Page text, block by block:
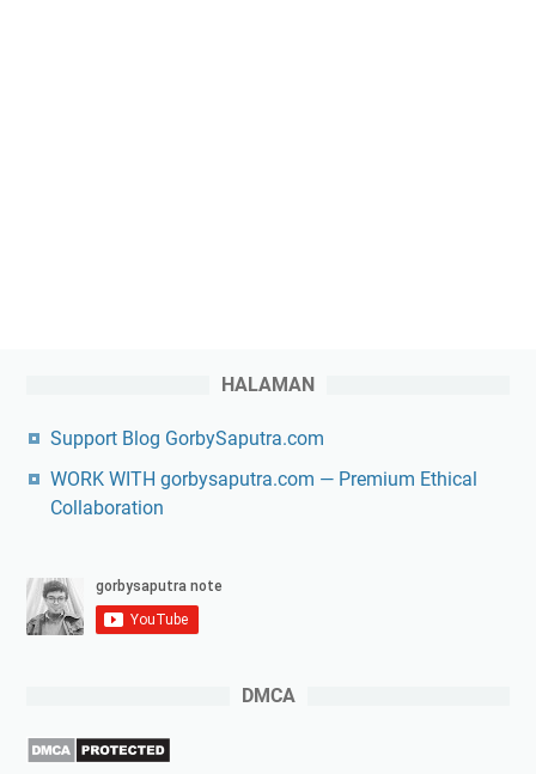
HALAMAN
Support Blog GorbySaputra.com
WORK WITH gorbysaputra.com — Premium Ethical
Collaboration
DMCA